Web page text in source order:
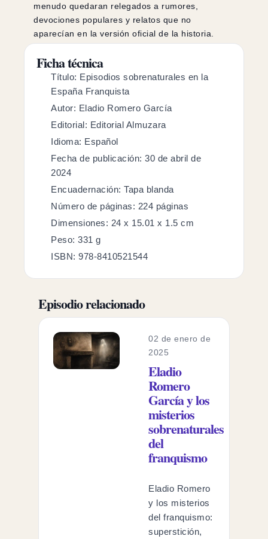
menudo quedaran relegados a rumores,
devociones populares y relatos que no
aparecían en la versión oficial de la historia.
Ficha técnica
Título: Episodios sobrenaturales en la
España Franquista
Autor: Eladio Romero García
Editorial: Editorial Almuzara
Idioma: Español
Fecha de publicación: 30 de abril de
2024
Encuadernación: Tapa blanda
Número de páginas: 224 páginas
Dimensiones: 24 x 15.01 x 1.5 cm
Peso: 331 g
ISBN: 978-8410521544
Episodio relacionado
02 de enero de
2025
Eladio
Romero
García y los
misterios
sobrenaturales
del
franquismo
Eladio Romero
y los misterios
del franquismo:
superstición,